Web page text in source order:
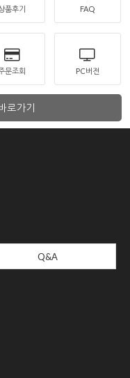
품후기 FAQ
문조회 PC버전
로가기
Q&A